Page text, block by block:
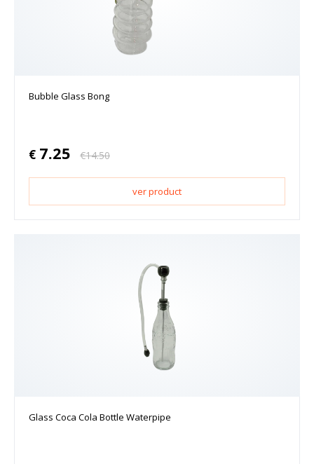
Bubble Glass Bong
€ 7.25 €14.50
ver product
Glass Coca Cola Bottle Waterpipe